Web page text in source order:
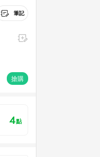
筆記
搶購
4點